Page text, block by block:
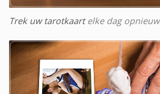
Trek uw tarotkaartelke dag opnieuw